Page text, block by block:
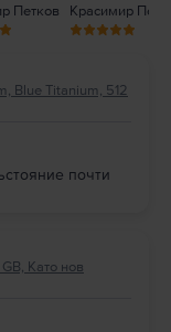
Петков Красимир
Blue Titanium, 512
почти
Като нов